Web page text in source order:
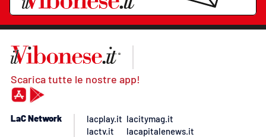
Scarica tutte le nostre app!
LaC Network
lacplay.it
lactv.it
lacitymag.it
lacapitalenews.it